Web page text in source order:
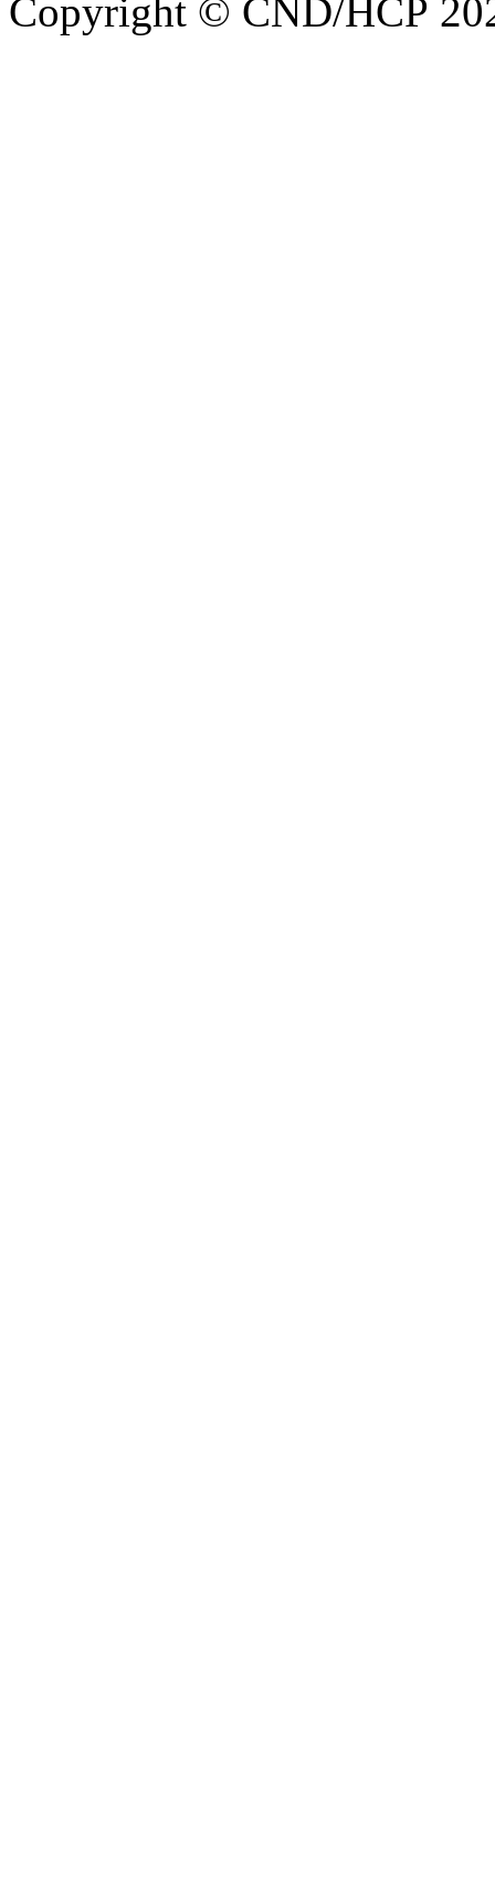
Copyright © CND/HCP